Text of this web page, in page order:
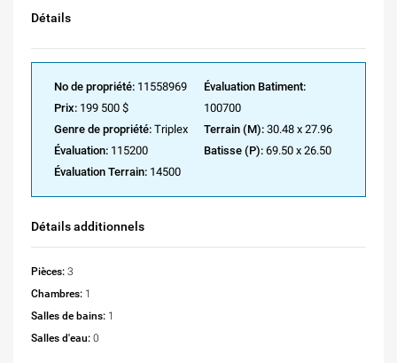
Détails
No de propriété: 11558969
Prix: 199 500 $
Genre de propriété: Triplex
Évaluation: 115200
Évaluation Terrain: 14500
Évaluation Batiment:
100700
Terrain (M): 30.48 x 27.96
Batisse (P): 69.50 x 26.50
Détails additionnels
Pièces: 3
Chambres: 1
Salles de bains: 1
Salles d'eau: 0